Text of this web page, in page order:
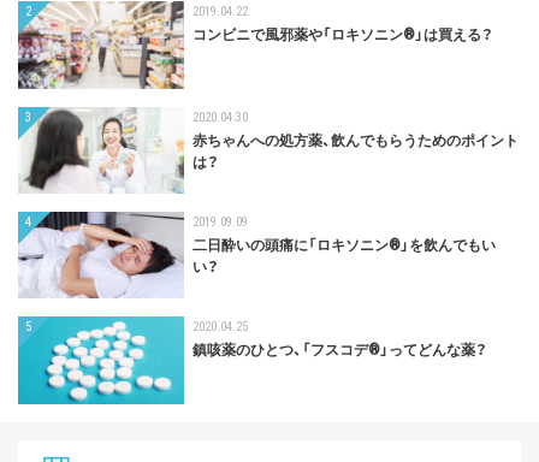
2 2019.04.22
コンビニで風邪薬や「ロキソニン®︎」は買える？
3 2020.04.30
赤ちゃんへの処方薬、飲んでもらうためのポイント
は？
4 2019.09.09
二日酔いの頭痛に「ロキソニン®」を飲んでもい
い？
5 2020.04.25
鎮咳薬のひとつ、「フスコデ®︎」ってどんな薬？